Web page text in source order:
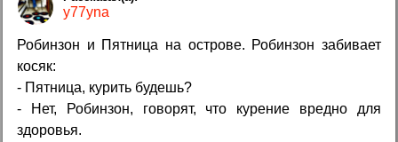
y77yna
Робинзон и Пятница на острове. Робинзон забивает
косяк:
- Пятница, курить будешь?
- Нет, Робинзон, говорят, что курение вредно для
здоровья.